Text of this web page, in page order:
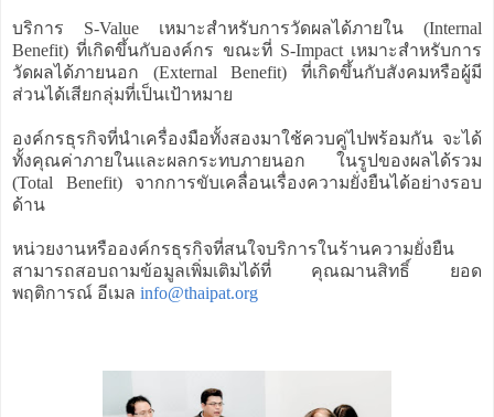
บริการ S-Value เหมาะสำหรับการวัดผลได้ภายใน (Internal
Benefit) ที่เกิดขึ้นกับองค์กร ขณะที่ S-Impact เหมาะสำหรับการ
วัดผลได้ภายนอก (External Benefit) ที่เกิดขึ้นกับสังคมหรือผู้มี
ส่วนได้เสียกลุ่มที่เป็นเป้าหมาย
องค์กรธุรกิจที่นำเครื่องมือทั้งสองมาใช้ควบคู่ไปพร้อมกัน จะได้
ทั้งคุณค่าภายในและผลกระทบภายนอก ในรูปของผลได้รวม
(Total Benefit) จากการขับเคลื่อนเรื่องความยั่งยืนได้อย่างรอบ
ด้าน
หน่วยงานหรือองค์กรธุรกิจที่สนใจบริการในร้านความยั่งยืน
สามารถสอบถามข้อมูลเพิ่มเติมได้ที่ คุณฌานสิทธิ์ ยอด
พฤติการณ์ อีเมล info@thaipat.org